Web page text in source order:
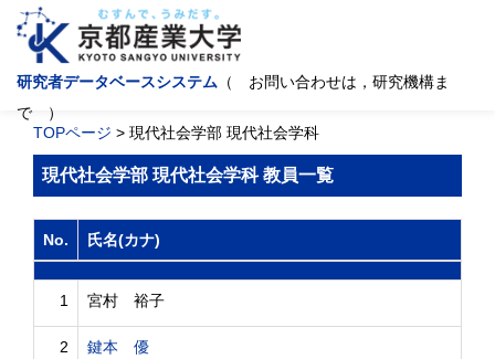
研究者データベースシステム （ お問い合わせは，研究機構ま
で ）
TOPページ > 現代社会学部 現代社会学科
現代社会学部 現代社会学科 教員一覧
No. 氏名(カナ)
1 宮村 裕子
2
鍵本 優